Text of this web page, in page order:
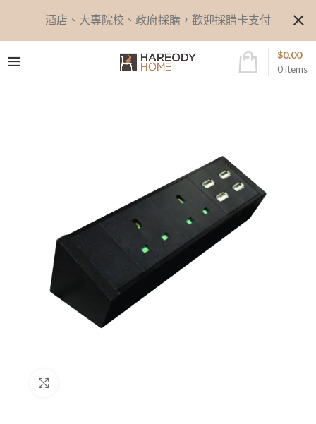
0items
$0.00
酒店、大專院校、政府採購，歡迎採購卡支付